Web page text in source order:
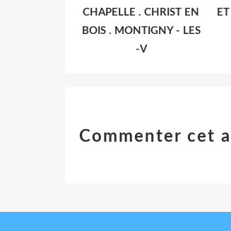
CHAPELLE . CHRIST EN
BOIS . MONTIGNY - LES
-V
Commenter cet